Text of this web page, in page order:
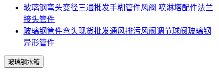
玻璃钢弯头变径三通批发手糊管件风阀 喷淋塔配件法兰
接头管件
玻璃钢管件弯头现货批发通风排污风阀调节球阀玻璃钢
异形管件
玻璃钢水箱